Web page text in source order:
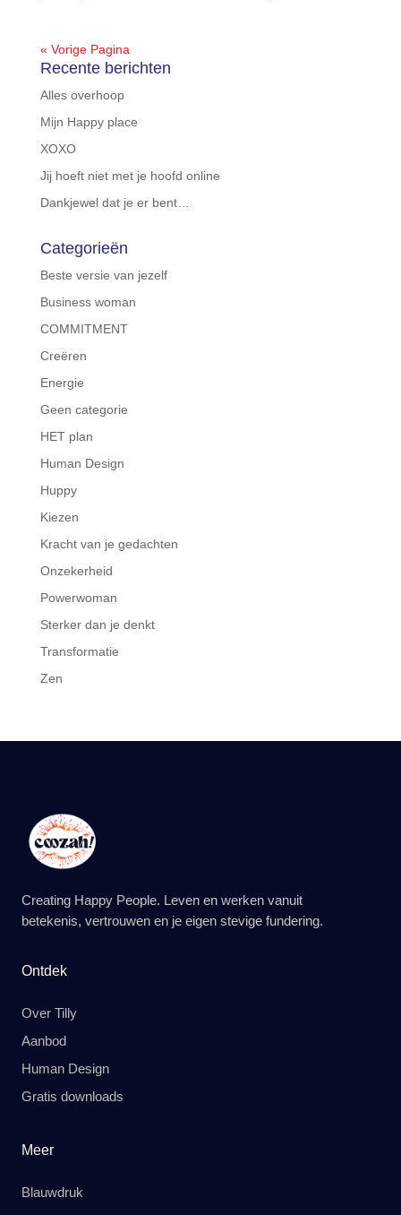
« Vorige Pagina
Recente berichten
Alles overhoop
Mijn Happy place
XOXO
Jij hoeft niet met je hoofd online
Dankjewel dat je er bent…
Categorieën
Beste versie van jezelf
Business woman
COMMITMENT
Creëren
Energie
Geen categorie
HET plan
Human Design
Huppy
Kiezen
Kracht van je gedachten
Onzekerheid
Powerwoman
Sterker dan je denkt
Transformatie
Zen
Creating Happy People. Leven en werken vanuit
betekenis, vertrouwen en je eigen stevige fundering.
Ontdek
Over Tilly
Aanbod
Human Design
Gratis downloads
Meer
Blauwdruk